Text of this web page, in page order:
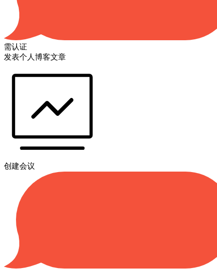
需认证
发表个人博客文章
创建会议